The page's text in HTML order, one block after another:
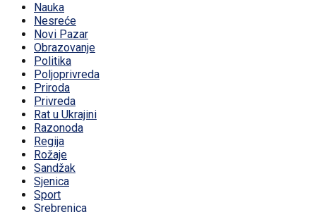
Nauka
Nesreće
Novi Pazar
Obrazovanje
Politika
Poljoprivreda
Priroda
Privreda
Rat u Ukrajini
Razonoda
Regija
Rožaje
Sandžak
Sjenica
Sport
Srebrenica